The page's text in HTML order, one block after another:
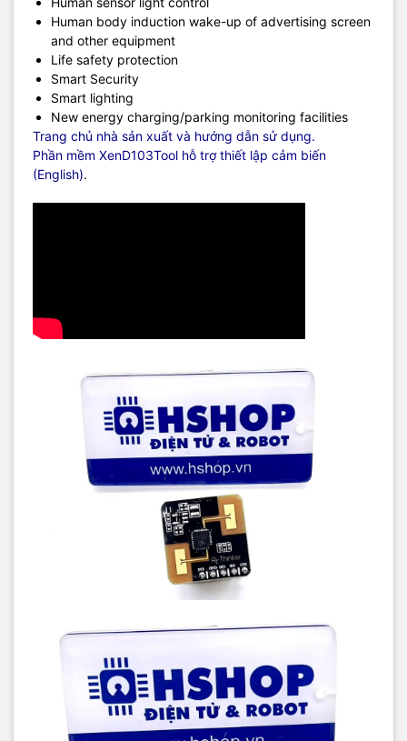
Human body induction wake-up of advertising screen
and other equipment
Life safety protection
Smart Security
Smart lighting
New energy charging/parking monitoring facilities
Trang chủ nhà sản xuất và hướng dẫn sử dụng.
Phần mềm XenD103Tool hỗ trợ thiết lập cảm biến
(English).